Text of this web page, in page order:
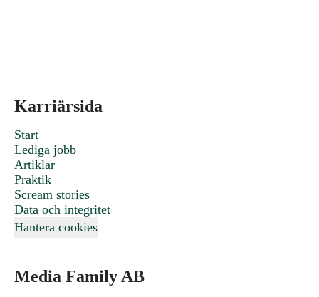
Karriärsida
Start
Lediga jobb
Artiklar
Praktik
Scream stories
Data och integritet
Hantera cookies
Media Family AB